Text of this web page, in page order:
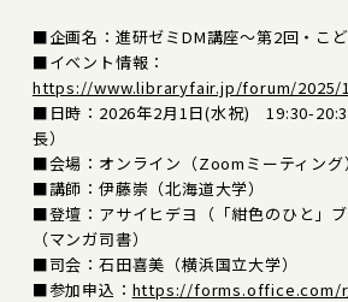
■企画名：進研ゼミDM講座～第2回・こ
■イベント情報：
https://www.libraryfair.jp/forum/2025/
■日時：2026年2月1日(水祝) 19:30-
長）
■会場：オンライン（Zoomミーティング
■講師：伊藤崇（北海道大学）
■登壇：アサイヒデヨ（「紺色のひと」
（マンガ司書）
■司会：石田喜美（横浜国立大学）
■参加申込： https://forms.office.com/